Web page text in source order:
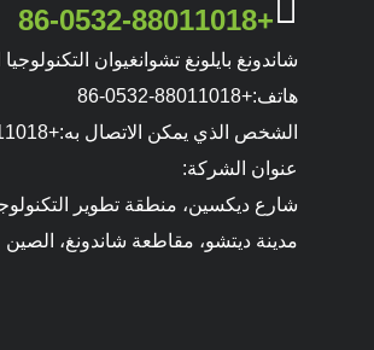
+86-0532-88011018
شاندونغ بايلونغ تشوانغيوان
هاتف:+86-0532-88011018
الشخص الذي يمكن الاتصال به:+86-0532-88011018
عنوان الشركة:
شارع ديكسين، منطقة تطوير
مدينة ديتشو، مقاطعة شاندونغ، الصين